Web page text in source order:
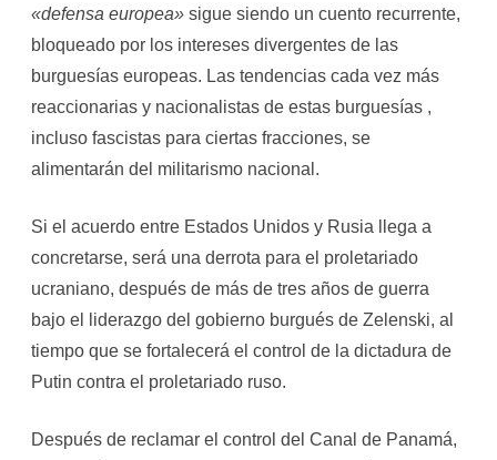
«defensa europea» sigue siendo un cuento recurrente,
bloqueado por los intereses divergentes de las
burguesías europeas. Las tendencias cada vez más
reaccionarias y nacionalistas de estas burguesías ,
incluso fascistas para ciertas fracciones, se
alimentarán del militarismo nacional.
Si el acuerdo entre Estados Unidos y Rusia llega a
concretarse, será una derrota para el proletariado
ucraniano, después de más de tres años de guerra
bajo el liderazgo del gobierno burgués de Zelenski, al
tiempo que se fortalecerá el control de la dictadura de
Putin contra el proletariado ruso.
Después de reclamar el control del Canal de Panamá,